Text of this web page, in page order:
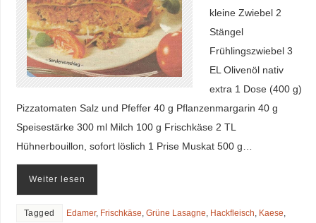
kleine Zwiebel 2
Stängel
Frühlingszwiebel 3
EL Olivenöl nativ
extra 1 Dose (400 g)
Pizzatomaten Salz und Pfeffer 40 g Pflanzenmargarin 40 g
Speisestärke 300 ml Milch 100 g Frischkäse 2 TL
Hühnerbouillon, sofort löslich 1 Prise Muskat 500 g…
Weiter lesen
Tagged Edamer, Frischkäse, Grüne Lasagne, Hackfleisch, Kaese,